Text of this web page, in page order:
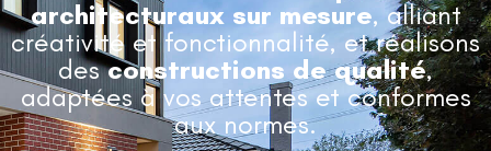
architecturaux sur mesure, alliant
créativité et fonctionnalité, et réalisons
desconstructions de qualité,
adaptées à vos attentes et conformes
aux normes.